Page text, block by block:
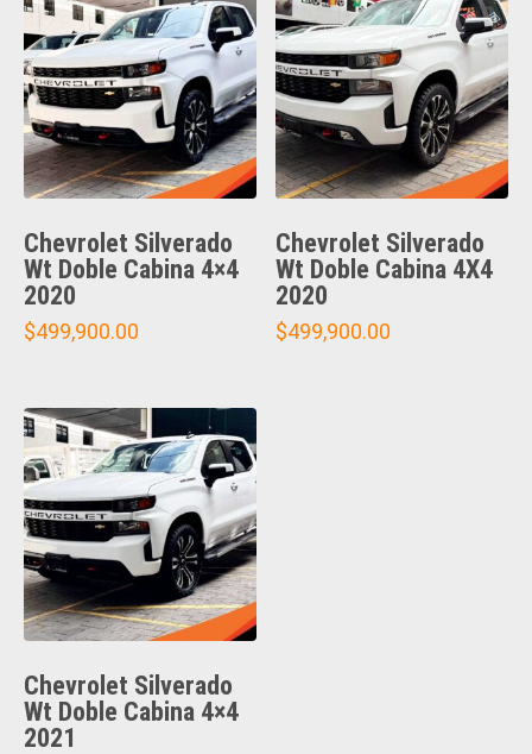
Chevrolet Silverado
Wt Doble Cabina 4×4
2020
$499,900.00
Chevrolet Silverado
Wt Doble Cabina 4X4
2020
$499,900.00
Chevrolet Silverado
Wt Doble Cabina 4×4
2021